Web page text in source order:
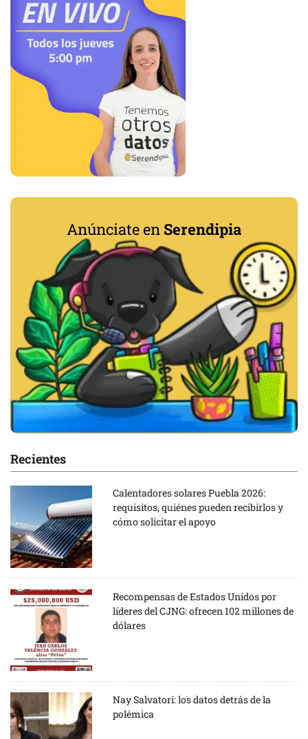
Anúnciate en Serendipia
Recientes
Calentadores solares Puebla 2026:
requisitos, quiénes pueden recibirlos y
cómo solicitar el apoyo
Recompensas de Estados Unidos por
líderes del CJNG: ofrecen 102 millones de
dólares
Nay Salvatori: los datos detrás de la
polémica